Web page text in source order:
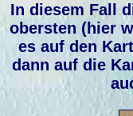
In diesem Fall
obersten (hier
es auf den
dann auf die